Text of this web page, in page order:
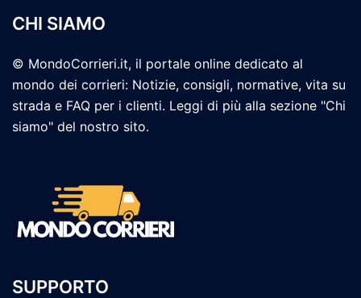
CHI SIAMO
© MondoCorrieri.it, il portale online dedicato al
mondo dei corrieri: Notizie, consigli, normative, vita su
strada e FAQ per i clienti. Leggi di più alla sezione "Chi
siamo" del nostro sito.
SUPPORTO